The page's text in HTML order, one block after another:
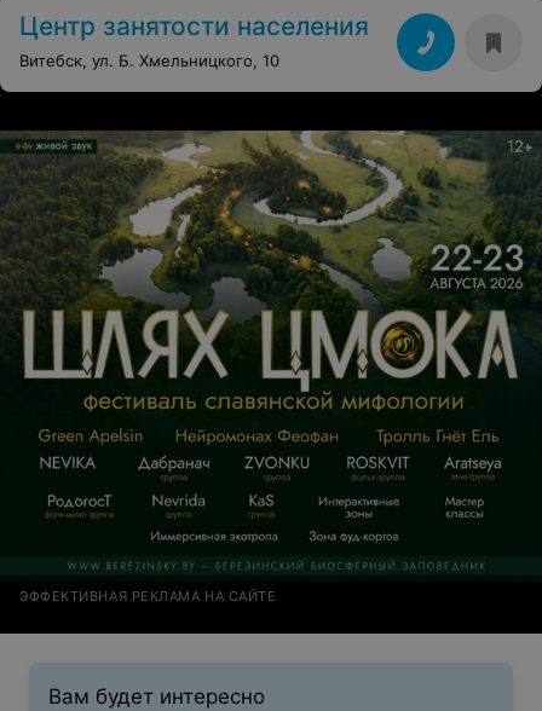
Центр занятости населения
Витебск, ул. Б. Хмельницкого, 10
ЭФФЕКТИВНАЯ РЕКЛАМА НА САЙТЕ
Вам будет интересно